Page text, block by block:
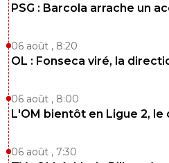
PSG : Barcola arrache un
06 août , 8:20
OL : Fonseca viré, la
06 août , 8:00
L'OM bientôt en Ligue 2, le
06 août , 7:30